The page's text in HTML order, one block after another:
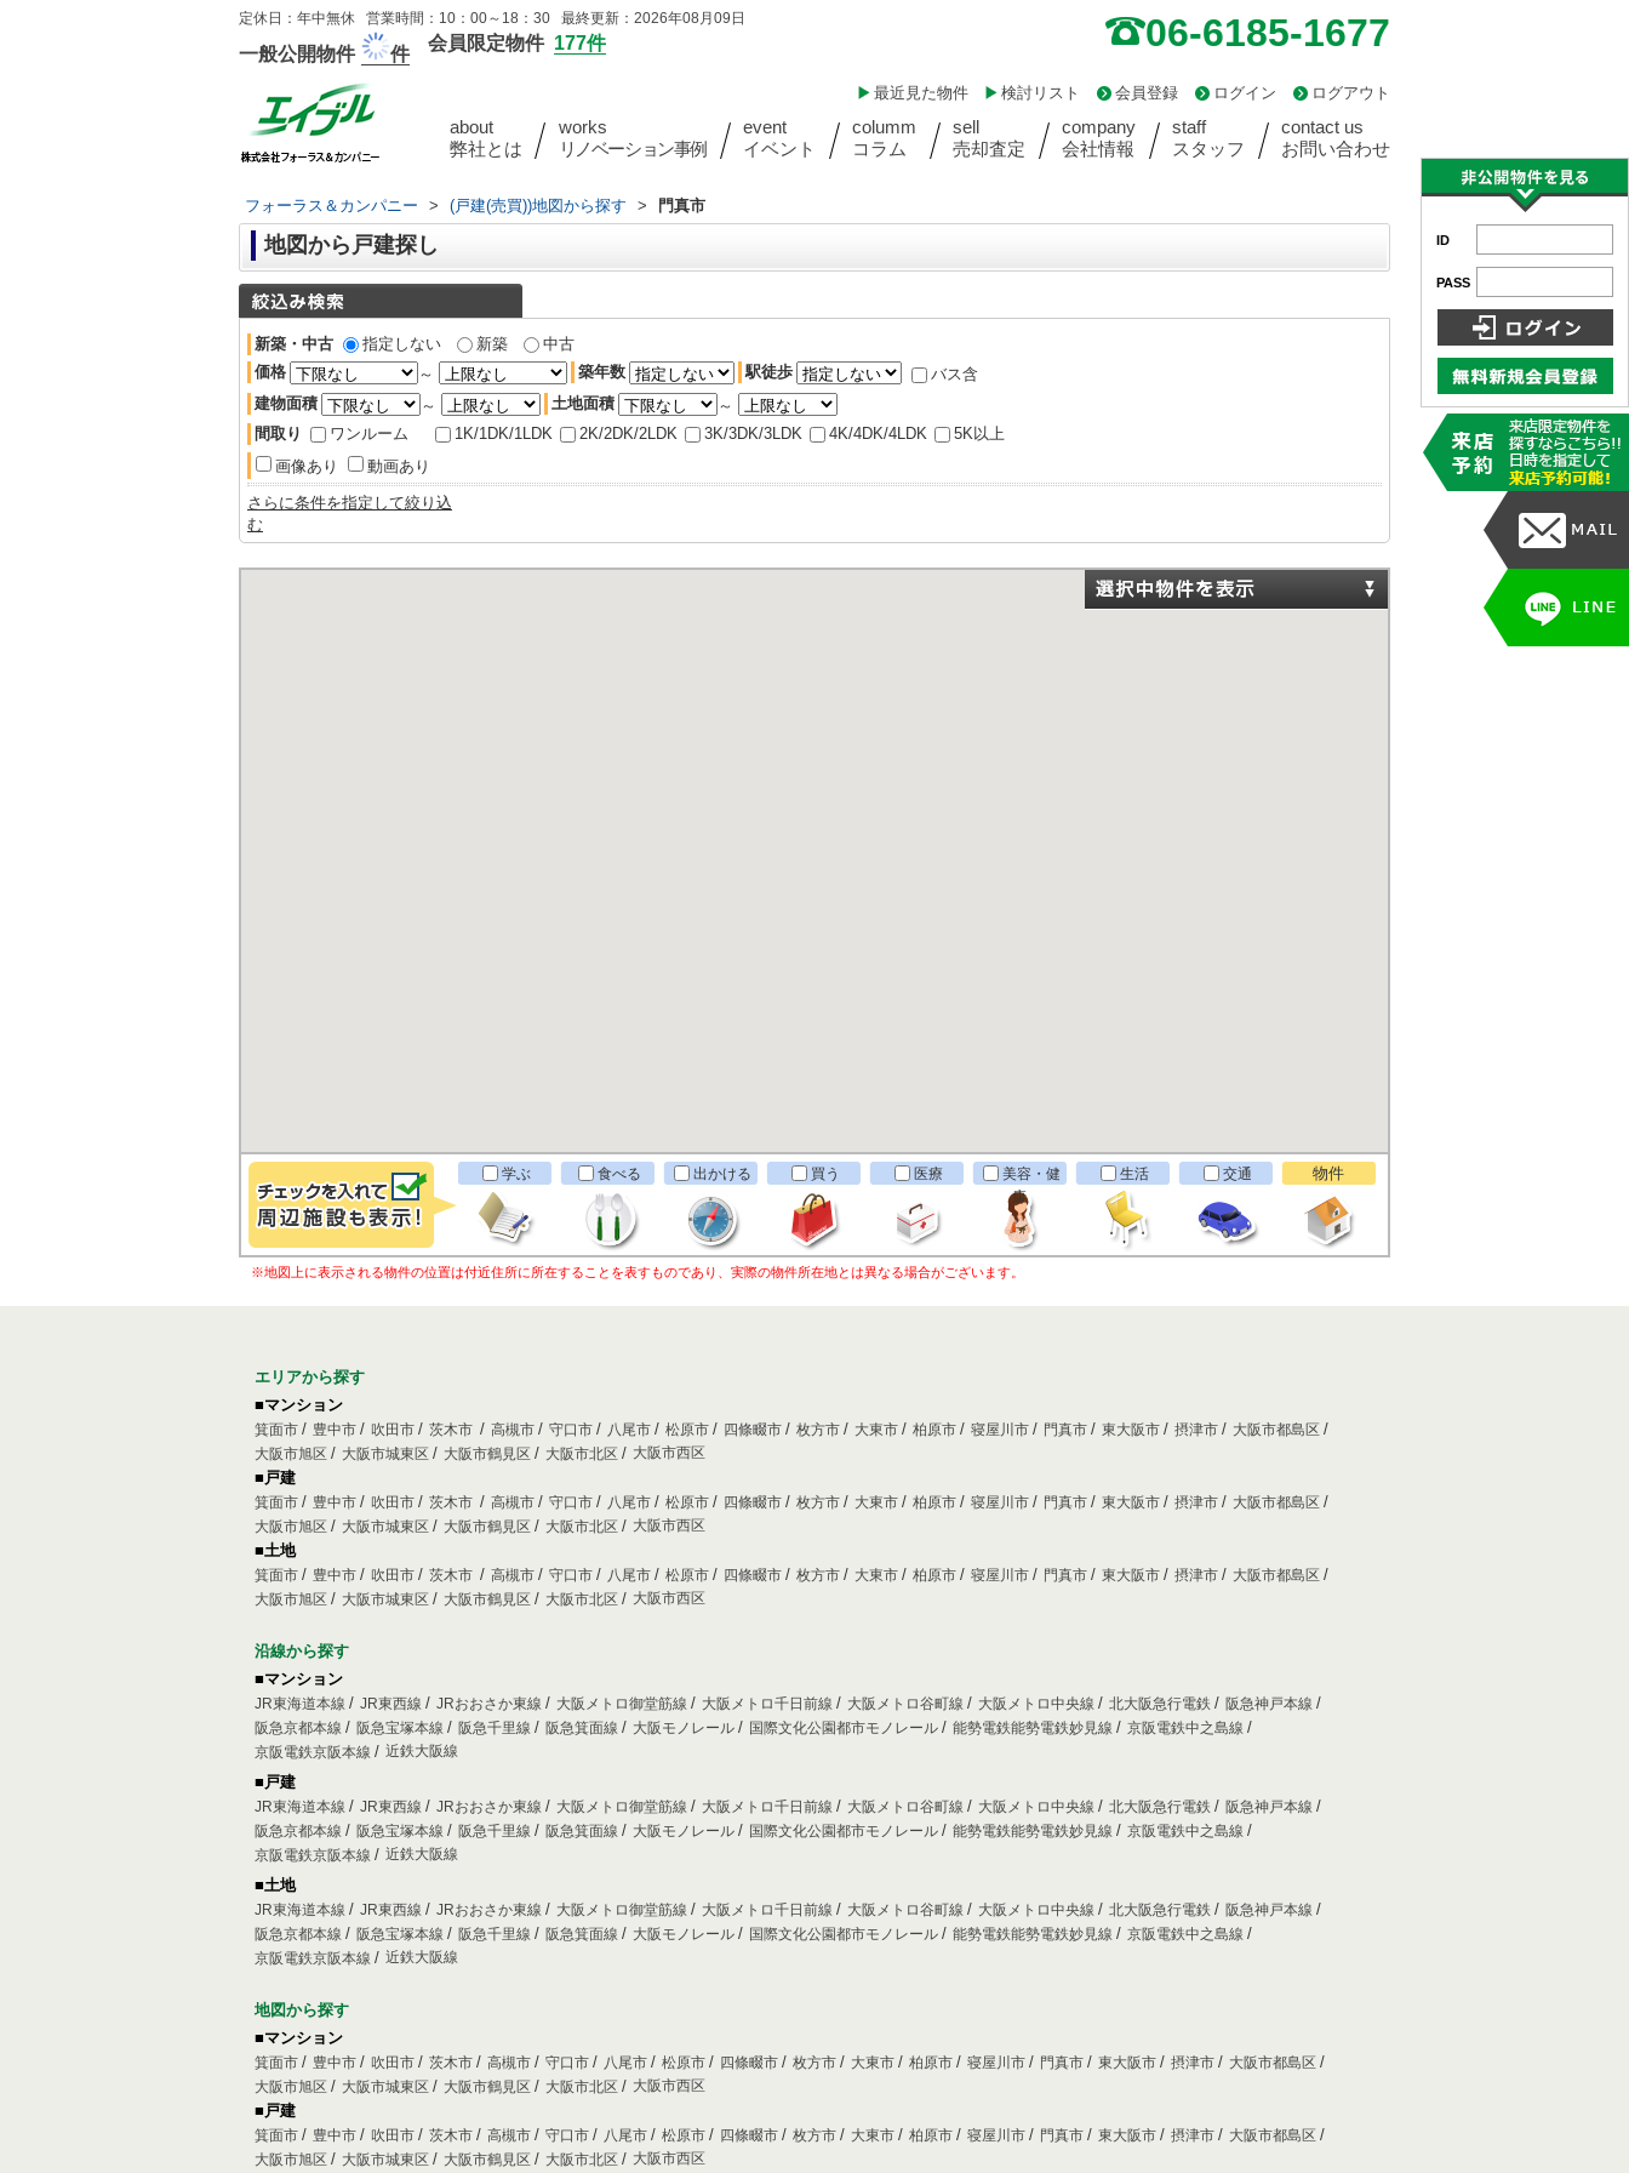
定休日：年中無休 営業時間：10：00～18：30 最終更新：2026年08月09日
一般公開物件 件
会員限定物件 177件 06-6185-1677
ログアウト
ログイン
会員登録
検討リスト
最近見た物件
about
弊社とは
works
リノベーション事例
event
イベント
columm
コラム
sell
売却査定
company
会社情報
staff
スタッフ
contact us
お問い合わせ
フォーラス＆カンパニー > (戸建(売買))地図から探す > 門真市
地図から戸建探し
新築・中古 指定しない 新築
中古
価格
～ 築年数 駅徒歩
バス含
建物面積
～ 土地面積
～
間取り
ワンルーム 1K/1DK/1LDK 2K/2DK/2LDK 3K/3DK/3LDK 4K/4DK/4LDK
5K以上
画像あり
動画あり
さらに条件を指定して絞り込
む
学ぶ 食べる 出かける 買う 医療
美容・健
康
生活 交通 物件
※地図上に表示される物件の位置は付近住所に所在することを表すものであり、実際の物件所在地とは異なる場合がございます。
エリアから探す
■マンション
箕面市 豊中市 吹田市 茨木市 高槻市 守口市 八尾市 松原市 四條畷市 枚方市 大東市 柏原市 寝屋川市 門真市 東大阪市 摂津市
大阪市都島区
大阪市旭区
大阪市城東区 大阪市鶴見区 大阪市北区 大阪市西区
■戸建
箕面市 豊中市 吹田市 茨木市 高槻市 守口市 八尾市 松原市 四條畷市 枚方市 大東市 柏原市 寝屋川市 門真市 東大阪市 摂津市
大阪市都島区
大阪市旭区
大阪市城東区 大阪市鶴見区 大阪市北区 大阪市西区
■土地
箕面市 豊中市 吹田市 茨木市 高槻市 守口市 八尾市 松原市 四條畷市 枚方市 大東市 柏原市 寝屋川市 門真市 東大阪市 摂津市
大阪市都島区
大阪市旭区
大阪市城東区 大阪市鶴見区 大阪市北区 大阪市西区
沿線から探す
■マンション
JR東海道本線 JR東西線 JRおおさか東線 大阪メトロ御堂筋線 大阪メトロ千日前線 大阪メトロ谷町線 大阪メトロ中央線 北大阪急行電鉄
阪急神戸本線
阪急京都本線
阪急宝塚本線 阪急千里線 阪急箕面線 大阪モノレール 国際文化公園都市モノレール 能勢電鉄能勢電鉄妙見線
京阪電鉄中之島線
京阪電鉄京阪本線
近鉄大阪線
■戸建
JR東海道本線 JR東西線 JRおおさか東線 大阪メトロ御堂筋線 大阪メトロ千日前線 大阪メトロ谷町線 大阪メトロ中央線 北大阪急行電鉄
阪急神戸本線
阪急京都本線
阪急宝塚本線 阪急千里線 阪急箕面線 大阪モノレール 国際文化公園都市モノレール 能勢電鉄能勢電鉄妙見線
京阪電鉄中之島線
京阪電鉄京阪本線
近鉄大阪線
■土地
JR東海道本線 JR東西線 JRおおさか東線 大阪メトロ御堂筋線 大阪メトロ千日前線 大阪メトロ谷町線 大阪メトロ中央線 北大阪急行電鉄
阪急神戸本線
阪急京都本線
阪急宝塚本線 阪急千里線 阪急箕面線 大阪モノレール 国際文化公園都市モノレール 能勢電鉄能勢電鉄妙見線
京阪電鉄中之島線
京阪電鉄京阪本線
近鉄大阪線
地図から探す
■マンション
箕面市 豊中市 吹田市 茨木市 高槻市 守口市 八尾市 松原市 四條畷市 枚方市 大東市 柏原市 寝屋川市 門真市 東大阪市 摂津市
大阪市都島区
大阪市旭区
大阪市城東区 大阪市鶴見区 大阪市北区 大阪市西区
■戸建
箕面市 豊中市 吹田市 茨木市 高槻市 守口市 八尾市 松原市 四條畷市 枚方市 大東市 柏原市 寝屋川市 門真市 東大阪市 摂津市
大阪市都島区
大阪市旭区
大阪市城東区 大阪市鶴見区 大阪市北区 大阪市西区
ID
PASS